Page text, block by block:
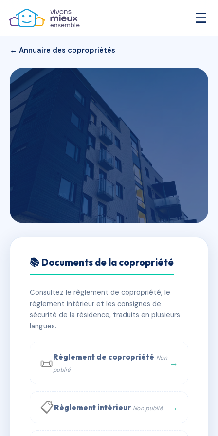
☰
← Annuaire des copropriétés
RESIDENCE SOLEIL II
Rhône
✓ Immatriculée 🏠 27 lots 🏗 1 bâtiment(s)
✉ Email
📚 Documents de la copropriété
Consultez le règlement de copropriété, le
règlement intérieur et les consignes de
sécurité de la résidence, traduits en plusieurs
langues.
📜Règlement de copropriété Non
publié
→
📋Règlement intérieur Non publié →